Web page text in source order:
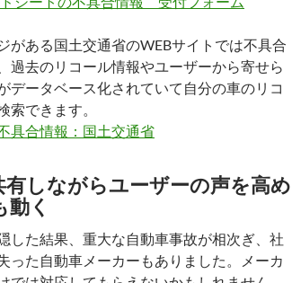
がある国土交通省のWEBサイトでは不具合
過去のリコール情報やユーザーから寄せら
データベース化されていて自分の車のリコ
索できます。
具合情報：国土交通省
有しながらユーザーの声を高め
く
した結果、重大な自動車事故が相次ぎ、社
った自動車メーカーもありました。メーカ